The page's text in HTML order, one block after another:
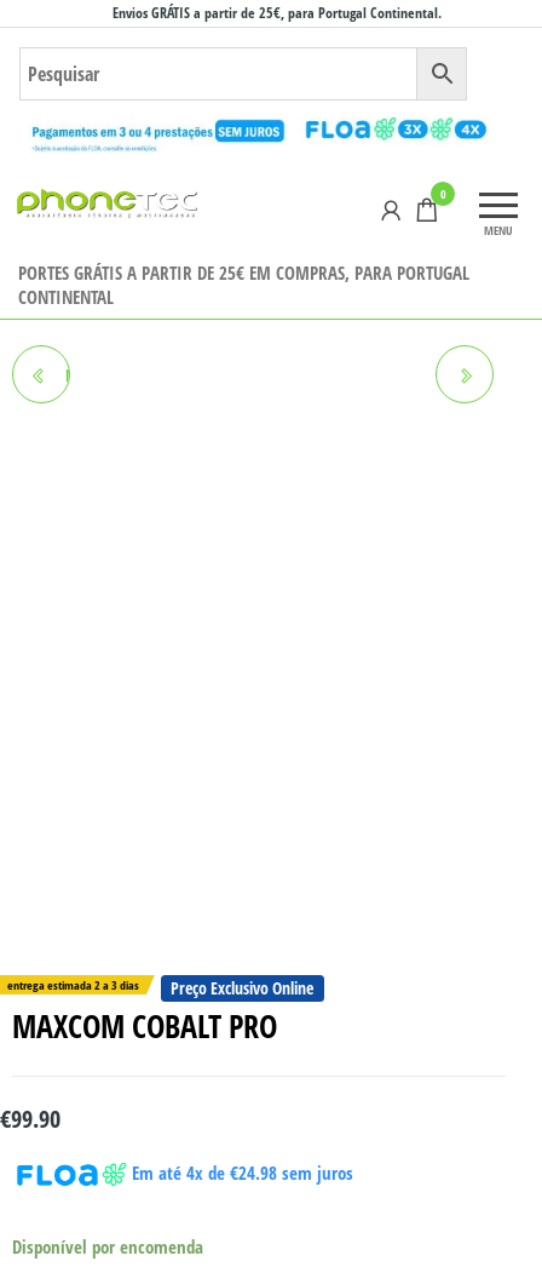
para
conteúdo
Envios GRÁTIS a partir de 25€, para Portugal Continental.
Online
MENU
0
PORTES GRÁTIS A PARTIR DE 25€ EM COMPRAS, PARA PORTUGAL
CONTINENTAL
MAXCOM NITRO GPS PRETO
entrega estimada 2 a 3 dias Preço Exclusivo Online
MAXCOM COBALT PRO
€99.90
Em até 4x de €24.98sem juros
Disponível por encomenda